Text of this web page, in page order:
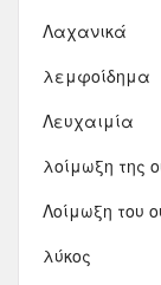
Λαχανικά
λεμφοίδημα
Λευχαιμία
λοίμωξη της
Λοίμωξη του
λύκος